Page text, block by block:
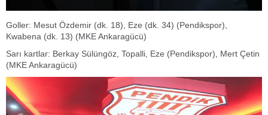
Goller: Mesut Özdemir (dk. 18), Eze (dk. 34) (Pendikspor),
Kwabena (dk. 13) (MKE Ankaragücü)
Sarı kartlar: Berkay Sülüngöz, Topalli, Eze (Pendikspor), Mert Çetin
(MKE Ankaragücü)